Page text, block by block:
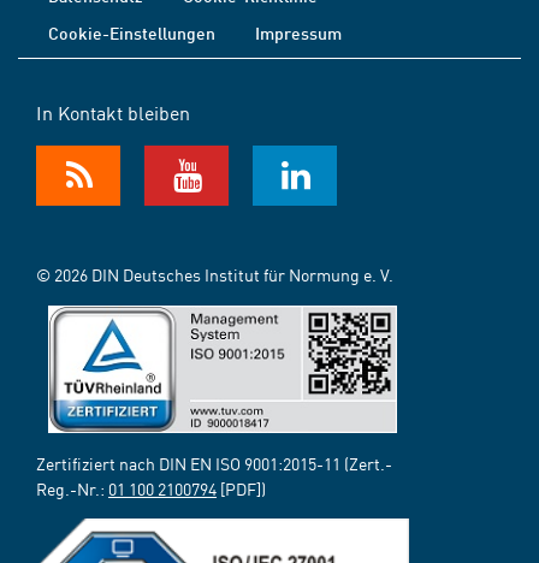
Cookie-Einstellungen
Impressum
In Kontakt bleiben
© 2026 DIN Deutsches Institut für Normung e. V.
Zertifiziert nach DIN EN ISO 9001:2015-11 (Zert.-
Reg.-Nr.: 01 100 2100794 [PDF])